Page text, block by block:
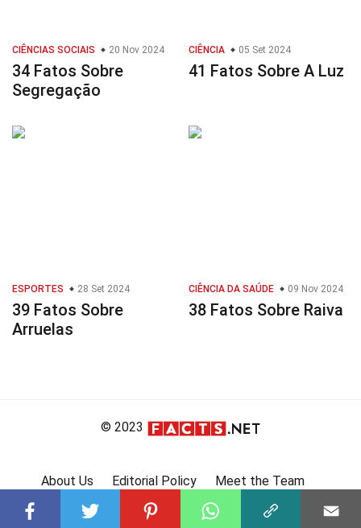
CIÊNCIAS SOCIAIS 20 Nov 2024
34 Fatos Sobre
Segregação
CIÊNCIA 05 Set 2024
41 Fatos Sobre A Luz
ESPORTES 28 Set 2024
39 Fatos Sobre
Arruelas
CIÊNCIA DA SAÚDE 09 Nov 2024
38 Fatos Sobre Raiva
© 2023
About Us Editorial Policy
Meet the Team
Product Review
Contact Us
Write For Us
Affiliate Disclosure
DMCA Terms